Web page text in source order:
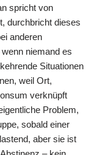
spricht von
durchbricht dieses
anderen
niemand es
Situationen
weil Ort,
verknüpft
Problem,
sobald einer
aber sie ist